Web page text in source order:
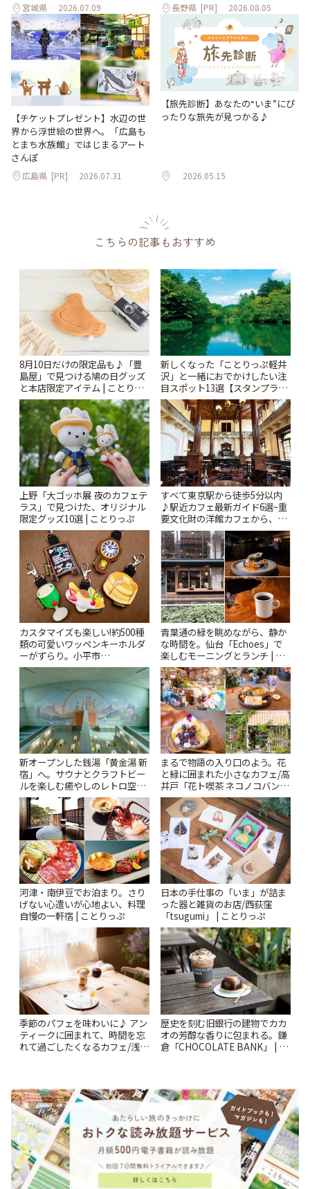
宮城県 2026.07.09 長野県 [PR] 2026.08.05
【チケットプレゼント】水辺の世
界から浮世絵の世界へ。「広島も
とまち水族館」ではじまるアート
さんぽ
広島県 [PR] 2026.07.31
【旅先診断】あなたの“いま”にぴ
ったりな旅先が見つかる♪
2026.05.15
こちらの記事もおすすめ
8月10日だけの限定品も♪「豊
島屋」で見つける鳩の日グッズ
と本店限定アイテム | ことりっ
ぷ
新しくなった「ことりっぷ軽井
沢」と一緒におでかけしたい注
目スポット13選【スタンプラリ
ー開催中】 | ことりっぷ
上野「大ゴッホ展 夜のカフェテ
ラス」で見つけた、オリジナル
限定グッズ10選 | ことりっぷ
すべて東京駅から徒歩5分以内
♪駅近カフェ最新ガイド6選~重
要文化財の洋館カフェから、改
札すぐのレトロ喫茶まで~ | こと
りっぷ
カスタマイズも楽しい!約500種
類の可愛いワッペンキーホルダ
ーがずらり。小平市
「Kimamaya T&K」 | ことりっ
青葉通の緑を眺めながら、静か
な時間を。仙台「Echoes」で
楽しむモーニングとランチ | こ
とりっぷ
新オープンした銭湯「黄金湯 新
宿」へ。サウナとクラフトビー
ルを楽しむ癒やしのレトロ空間
| ことりっぷ
まるで物語の入り口のよう。花
と緑に囲まれた小さなカフェ/高
井戸「花ト喫茶 ネコノコバン」
| ことりっぷ
河津・南伊豆でお泊まり。さり
げない心遣いが心地よい、料理
自慢の一軒宿 | ことりっぷ
日本の手仕事の「いま」が詰ま
った器と雑貨のお店/西荻窪
「tsugumi」 | ことりっぷ
季節のパフェを味わいに♪ アン
ティークに囲まれて、時間を忘
れて過ごしたくなるカフェ/浅草
歴史を刻む旧銀行の建物でカカ
オの芳醇な香りに包まれる。鎌
倉「CHOCOLATE BANK」 | こ